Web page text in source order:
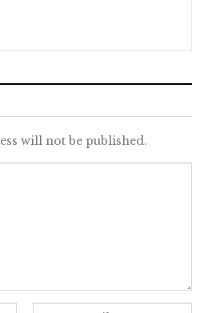
will not be published.